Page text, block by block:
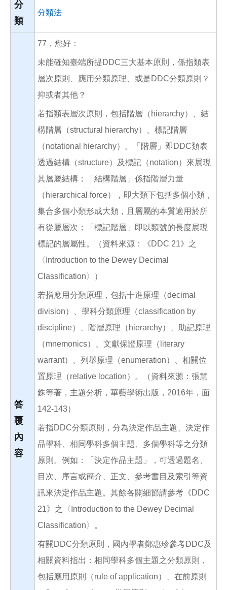
分
類
分類法
答
覆
內
容
77，您好：
未能確知臺端所提DDC三大基本原則，係指類表
層次原則、應用分類原理、或是DDC分類原則？
抑或者其他？
若指類表層次原則，包括階層（hierarchy）、結
構階層（structural hierarchy）、標記階層
（notational hierarchy）。「階層」即DDC類表
透過結構（structure）及標記（notation）來展現
其層屬結構；「結構階層」係指階層力量
（hierarchical force），即大類下包括多個小類，
集合多個小類形成大類，且層屬的本質適用於所
有從屬層次；「標記階層」即以類號的長度展現
標記的層屬性。（資料來源：《DDC 21》之
〈Introduction to the Dewey Decimal
Classification〉）
若指應用分類原理，包括十進原理（decimal
division）、學科分類原理（classification by
discipline）、階層原理（hierarchy）、助記原理
（mnemonics）、文獻保證原理（literary
warrant）、列舉原理（enumeration）、相關位
置原理（relative location）。（資料來源：張慧
銖等著，主題分析，華藝學術出版，2016年，面
142-143）
若指DDC分類原則，分為決定作品主題、決定作
品學科、相同學科多個主題、多個學科等之分類
原則。例如：「決定作品主題」，可透過題名、
目次、序言或簡介、正文、參考書目及索引等資
訊來決定作品主題。其餘各關細節請參考《DDC
21》之〈Introduction to the Dewey Decimal
Classification〉。
有關DDC分類原則，國內學者鄭惠珍參考DDC及
相關資料指出：相同學科多個主題之分類原則，
包括應用原則（rule of application）、在前原則